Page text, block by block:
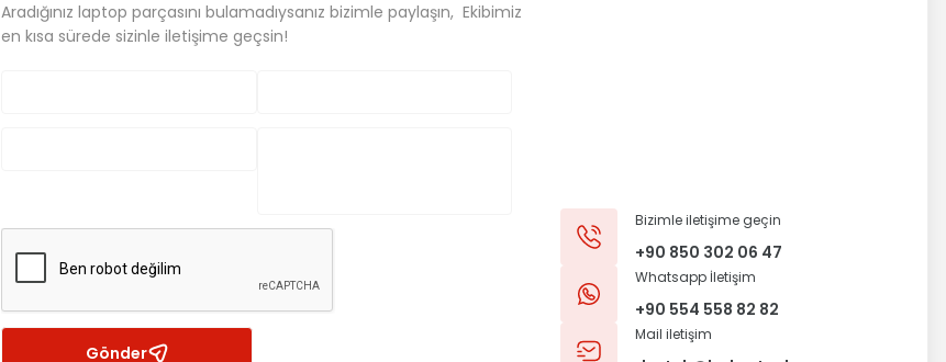
Aradığınız laptop parçasını bulamadıysanız bizimle paylaşın, Ekibimiz
en kısa sürede sizinle iletişime geçsin!
Gönder
Bizimle iletişime geçin
+90 850 302 06 47
Whatsapp İletişim
+90 554 558 82 82
Mail iletişim